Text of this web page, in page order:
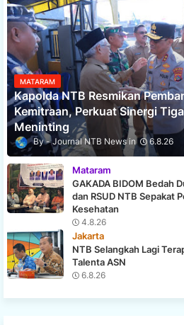
MATARAM
Kapolda NTB Resmikan
Kemitraan, Perkuat Sinergi
Meninting
Journal NTB News 6.8.26
Mataram
GAKADA BIDOM Bedah
dan RSUD NTB Sepakat
Kesehatan
4.8.26
Jakarta
NTB Selangkah Lagi
Talenta ASN
6.8.26